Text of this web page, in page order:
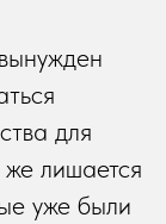
для
лишается
уже были